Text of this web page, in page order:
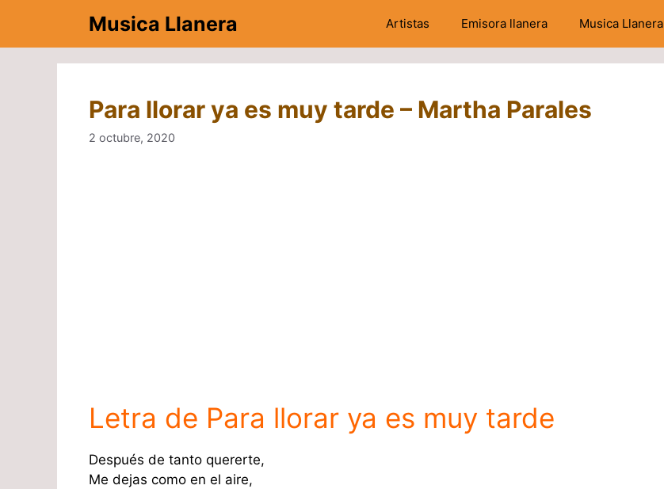
contenido
Musica Llanera Artistas Emisora llanera Musica Llanera
Para llorar ya es muy tarde – Martha Parales
2 octubre, 2020
Letra de Para llorar ya es muy tarde
Después de tanto quererte,
Me dejas como en el aire,